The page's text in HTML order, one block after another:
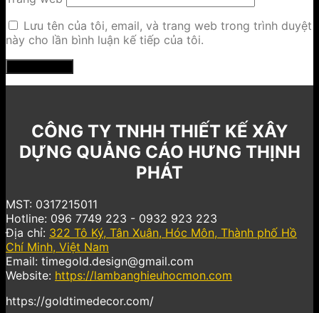
Lưu tên của tôi, email, và trang web trong trình duyệt
này cho lần bình luận kế tiếp của tôi.
CÔNG TY TNHH THIẾT KẾ XÂY
DỰNG QUẢNG CÁO HƯNG THỊNH
PHÁT
MST: 0317215011
Hotline: 096 7749 223 - 0932 923 223
Địa chỉ: 322 Tô Ký, Tân Xuân, Hóc Môn, Thành phố Hồ
Chí Minh, Việt Nam
Email: timegold.design@gmail.com
Website: https://lambanghieuhocmon.com
https://goldtimedecor.com/